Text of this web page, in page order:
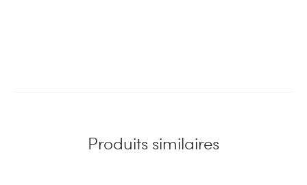
Produits similaires